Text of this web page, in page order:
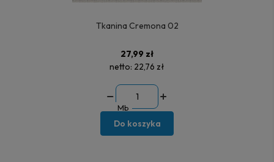
Tkanina Cremona 02
27,99 zł
netto: 22,76 zł
Mb
Do koszyka